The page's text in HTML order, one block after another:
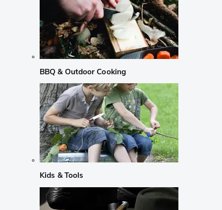
BBQ & Outdoor Cooking
Kids & Tools